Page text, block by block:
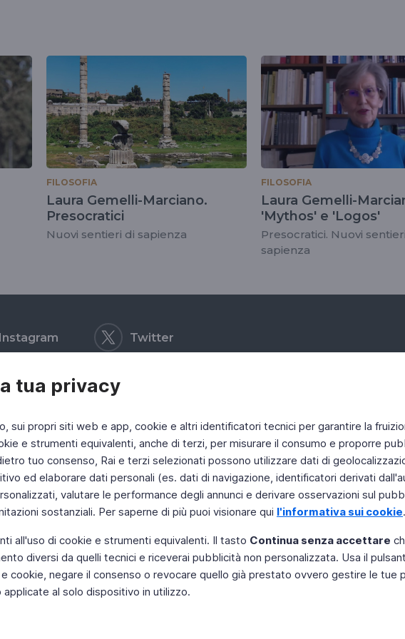
tua privacy
sui propri siti web e app, cookie e altri identificatori tecnici per garantire la
e strumenti equivalenti, anche di terzi, per misurare il consumo e proporre
tuo consenso, Rai e terzi selezionati possono utilizzare dati di
ed elaborare dati personali (es. dati di navigazione, identificatori derivati
valutare le performance degli annunci e derivare osservazioni sul
sostanziali. Per saperne di più puoi visionare qui l'informativa sui cookie.
all'uso di cookie e strumenti equivalenti. Il tasto Continua senza accettare
diversi da quelli tecnici e riceverai pubblicità non personalizzata. Usa il
cookie, negare il consenso o revocare quello già prestato ovvero gestire le tue
al solo dispositivo in utilizzo.
FILOSOFIA
Laura Gemelli-Marciano.
Presocratici
Nuovi sentieri di sapienza
FILOSOFIA
Laura Gemelli-
'Mythos' e 'Logos'
Presocratici. Nuovi
sapienza
Instagram Twitter